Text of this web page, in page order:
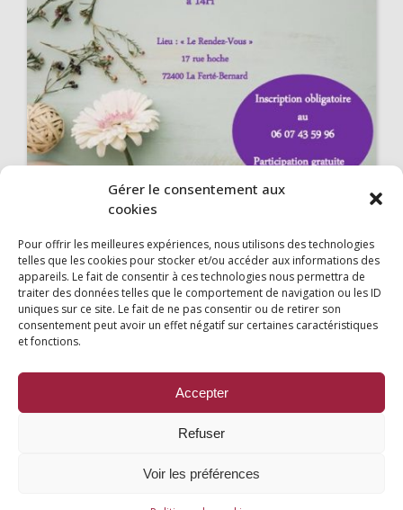
Gérer le consentement aux
cookies
Pour offrir les meilleures expériences, nous utilisons des technologies
telles que les cookies pour stocker et/ou accéder aux informations des
appareils. Le fait de consentir à ces technologies nous permettra de
traiter des données telles que le comportement de navigation ou les ID
uniques sur ce site. Le fait de ne pas consentir ou de retirer son
consentement peut avoir un effet négatif sur certaines caractéristiques
et fonctions.
Accepter
Refuser
Voir les préférences
53 Bis Rue nationale, 72110